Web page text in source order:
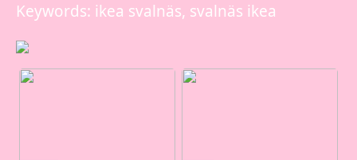
Keywords: ikea svalnäs, svalnäs ikea